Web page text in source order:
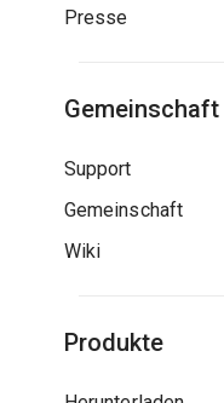
Presse
Gemeinschaft
Support
Gemeinschaft
Wiki
Produkte